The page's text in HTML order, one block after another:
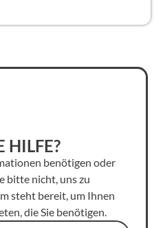
HILFE?
benötigen oder
bitte nicht, uns zu
steht bereit, um Ihnen
die Sie benötigen.